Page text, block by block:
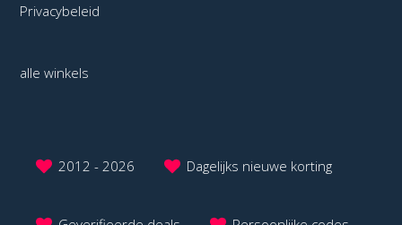
Privacybeleid
alle winkels
2012 - 2026 Dagelijks nieuwe korting